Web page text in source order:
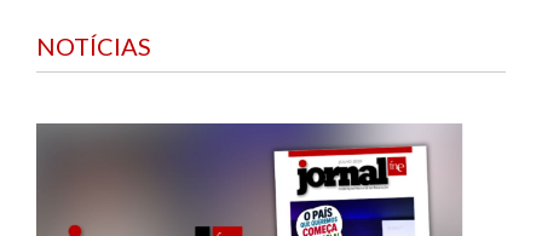
NOTÍCIAS